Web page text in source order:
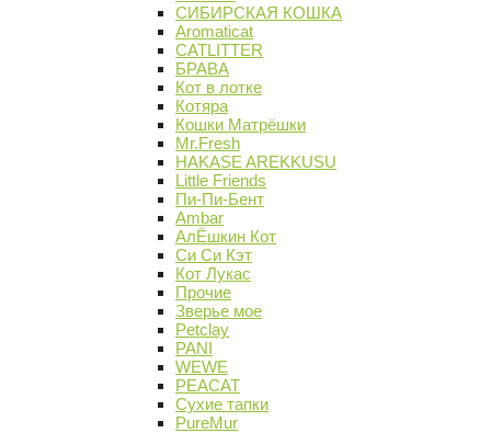
СИБИРСКАЯ КОШКА
Aromaticat
CATLITTER
БРАВА
Кот в лотке
Котяра
Кошки Матрёшки
Mr.Fresh
HAKASE AREKKUSU
Little Friends
Пи-Пи-Бент
Ambar
АлЁшкин Кот
Си Си Кэт
Кот Лукас
Прочие
Зверье мое
Petclay
PANI
WEWE
PEACAT
Сухие тапки
PureMur